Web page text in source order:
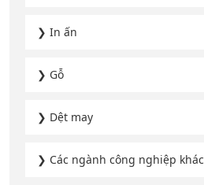
❯ In ấn
❯ Gỗ
❯ Dệt may
❯ Các ngành công nghiệp khác